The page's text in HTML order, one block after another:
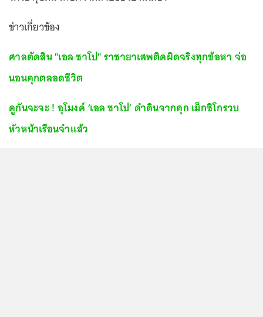
ข่าวเกี่ยวข้อง
ศาลตัดสิน "เอล ชาโป" ราชายาเสพติดผิดจริงทุกข้อหา จ่อ
นอนคุกตลอดชีวิต
ดูกันจะจะ ! อุโมงค์ ‘เอล ชาโป’ ดำดินจากคุก เม็กซิโกรวบ
หัวหน้าเรือนจำแล้ว